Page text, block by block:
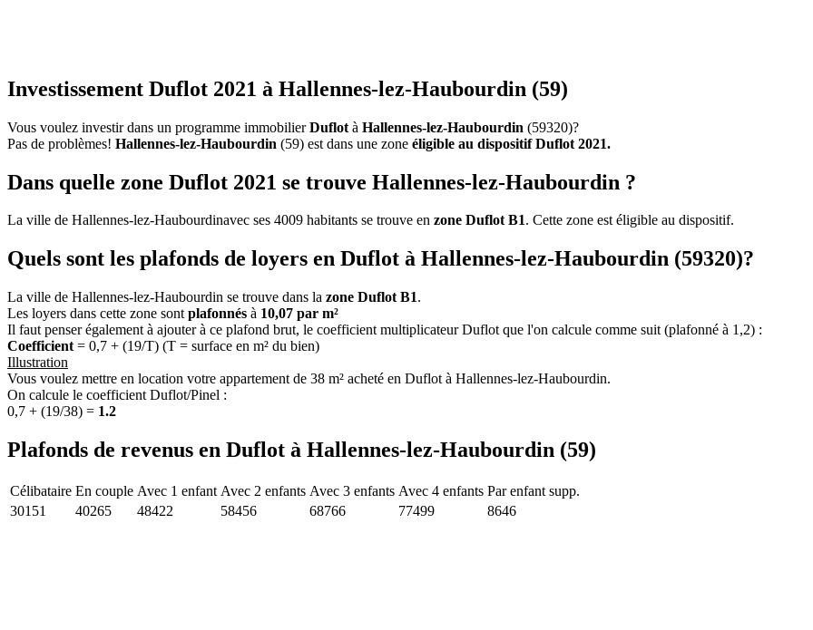
Investissement Duflot 2021 à Hallennes-lez-Haubourdin (59)
Vous voulez investir dans un programme immobilierDuflot à Hallennes-lez-Haubourdin (59320)?
Pas de problèmes! Hallennes-lez-Haubourdin (59) est dans une zone éligible au dispositif Duflot 2021.
Dans quelle zone Duflot 2021 se trouve Hallennes-lez-Haubourdin ?
La ville de Hallennes-lez-Haubourdinavec ses 4009 habitants se trouve en zone Duflot B1. Cette zone est éligible au dispositif.
Quels sont les plafonds de loyers en Duflot à Hallennes-lez-Haubourdin (59320)?
La ville de Hallennes-lez-Haubourdin se trouve dans la zone Duflot B1.
Les loyers dans cette zone sont plafonnés à 10,07 par m²
Il faut penser également à ajouter à ce plafond brut, le coefficient multiplicateur Duflot que l'on calcule comme suit (plafonné à 1,2) :
Coefficient = 0,7 + (19/T) (T = surface en m² du bien)
Illustration
Vous voulez mettre en location votre appartement de 38 m² acheté en Duflot à Hallennes-lez-Haubourdin.
On calcule le coefficient Duflot/Pinel :
0,7 + (19/38) = 1.2
Plafonds de revenus en Duflot à Hallennes-lez-Haubourdin (59)
Célibataire En couple Avec 1 enfant Avec 2 enfants Avec 3 enfants Avec 4 enfants Par enfant supp.
30151
40265 48422 58456 68766 77499 8646